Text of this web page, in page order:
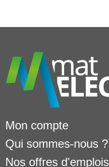
Mon compte
Qui sommes-nous ?
Nos offres d'emplois